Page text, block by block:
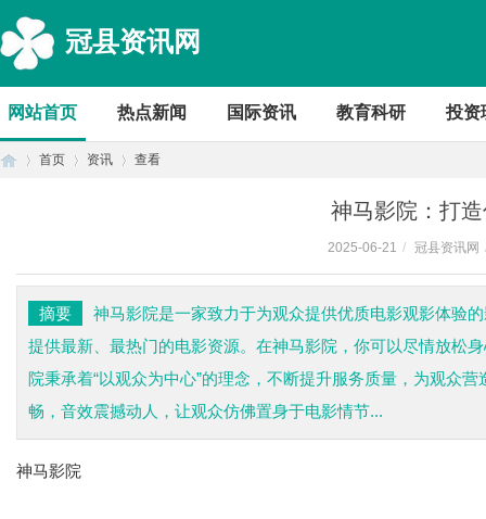
冠县资讯网
网站首页 热点新闻 国际资讯 教育科研 投资
首页 资讯 查看
神马影院：打
2025-06-21 / 冠县资讯网
摘要
神马影院是一家致力于为观众提供优质电影观影体验
提供最新、最热门的电影资源。在神马影院，你可以尽情放松
院秉承着“以观众为中心”的理念，不断提升服务质量，为观众
畅，音效震撼动人，让观众仿佛置身于电影情节...
神马影院